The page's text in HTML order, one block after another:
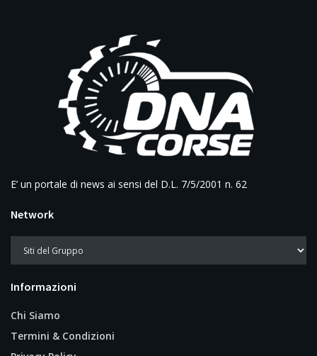
E’ un portale di news ai sensi del D.L. 7/5/2001 n. 62
Network
Informazioni
Chi Siamo
Termini & Condizioni